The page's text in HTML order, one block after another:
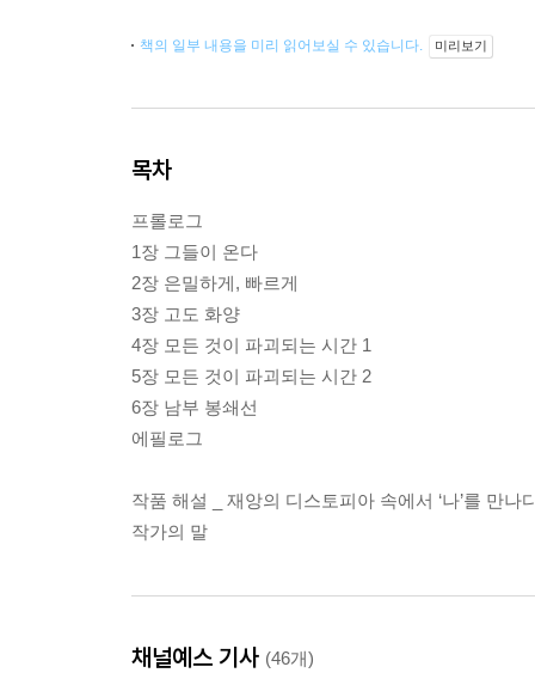
책의 일부 내용을 미리 읽어보실 수 있습니다. 미리보기
목차
프롤로그
1장 그들이 온다
2장 은밀하게, 빠르게
3장 고도 화양
4장 모든 것이 파괴되는 시간 1
5장 모든 것이 파괴되는 시간 2
6장 남부 봉쇄선
에필로그
작품 해설 _ 재앙의 디스토피아 속에서 ‘나’를 만나
작가의 말
채널예스 기사 (46개)